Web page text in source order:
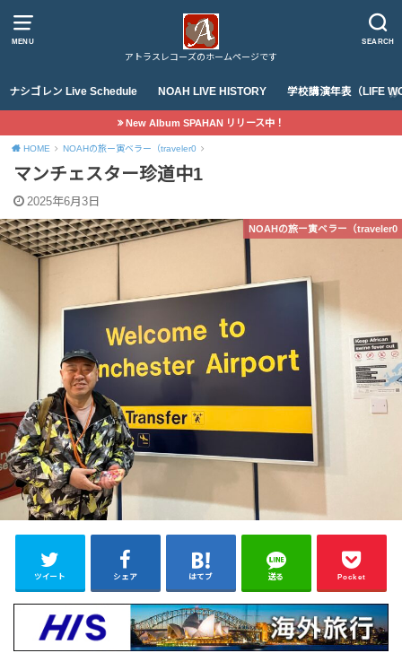
MENU SEARCH
アトラスレコーズのホームページです
ナシゴレン Live Schedule NOAH LIVE HISTORY 学校講演年表（LIFE
New Album SPAHAN リリース中！
HOME NOAHの旅ー寅ベラー（traveler0
マンチェスター珍道中1
2025年6月3日
NOAHの旅ー寅ベラー（traveler0
ツイート シェア はてブ 送る Pocket